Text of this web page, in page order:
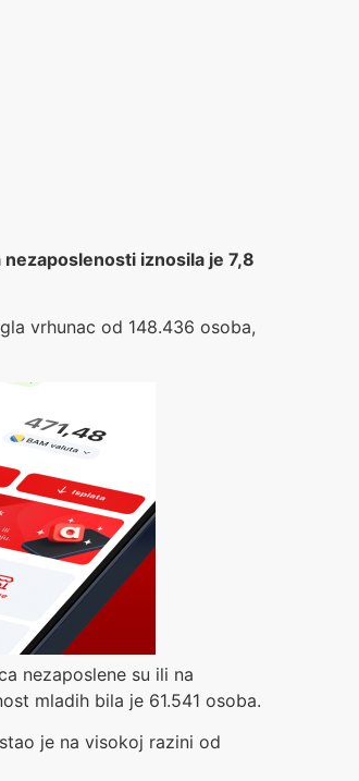
iznosila je 7,8
vrhunac od 148.436 osoba,
nezaposlene su ili na
mladih bila je 61.541 osoba.
je na visokoj razini od